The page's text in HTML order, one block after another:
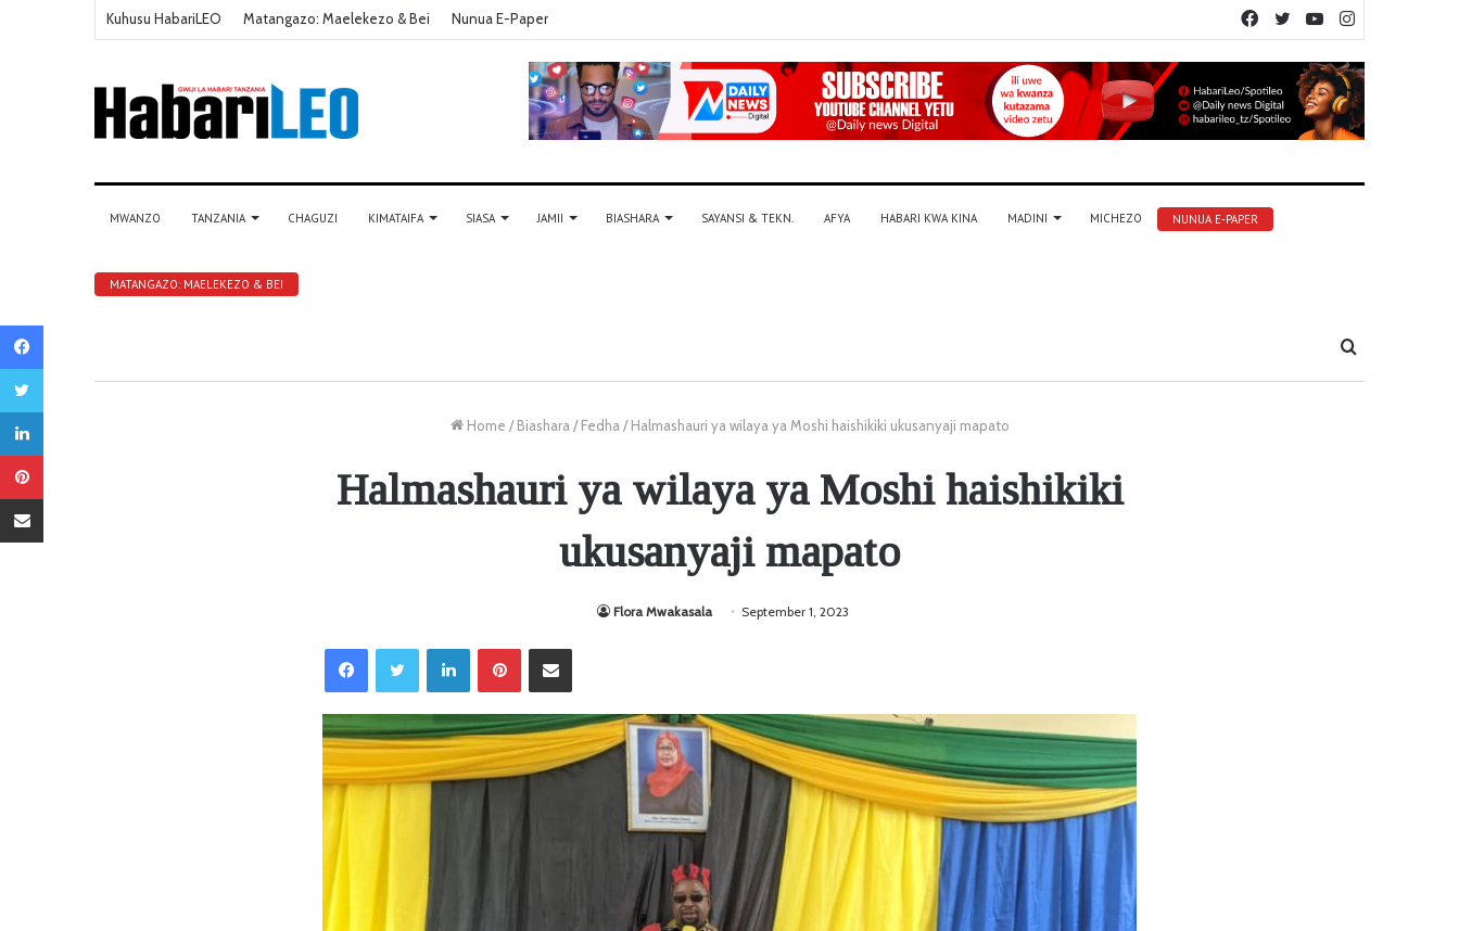
Kuhusu HabariLEO Matangazo: Maelekezo & Bei Nunua E-Paper YouTube
Twitter
Facebook
MWANZO TANZANIA CHAGUZI KIMATAIFA SIASA JAMII BIASHARA SAYANSI & TEKN. AFYA HABARI KWA KINA MADINI MICHEZO NUNUA E-PAPER
MATANGAZO: MAELEKEZO & BEI
Tafuta
Home / Biashara / Fedha / Halmashauri ya wilaya ya Moshi haishikiki ukusanyaji mapato
Halmashauri ya wilaya ya Moshi haishikiki
ukusanyaji mapato
Flora Mwakasala September 1, 2023
LinkedIn